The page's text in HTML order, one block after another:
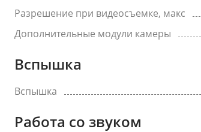
Разрешение при видеосъемке, макс
Дополнительные модули камеры
Вспышка
Вспышка
Работа со звуком